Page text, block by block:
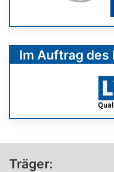
Im Auftrag des
Träger: